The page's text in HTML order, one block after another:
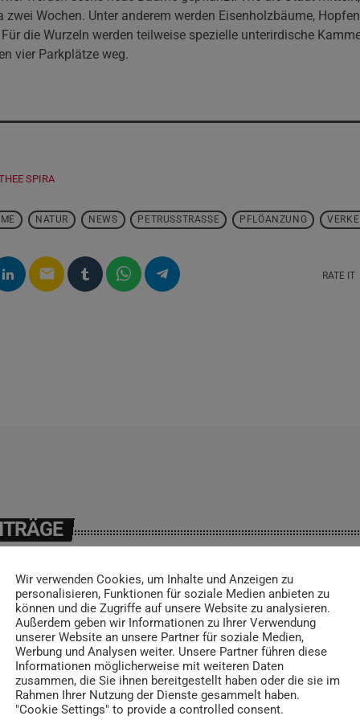
zwei Wochen. Unter anderem werden Eisenholzbäume,
die Wurzeln werden teilweise spezielle unterirdische
vier Parkplätze weg.
SPIRA
NATUR NEWS PETRUSSTRASSE PFLÖANZUNG
email RATE IT
insert_link
Wir verwenden Cookies, um Inhalte und Anzeigen zu
personalisieren, Funktionen für soziale Medien anbieten zu
können und die Zugriffe auf unsere Website zu analysieren.
Außerdem geben wir Informationen zu Ihrer Verwendung
unserer Website an unsere Partner für soziale Medien,
Werbung und Analysen weiter. Unsere Partner führen diese
Informationen möglicherweise mit weiteren Daten
zusammen, die Sie ihnen bereitgestellt haben oder die sie im
Rahmen Ihrer Nutzung der Dienste gesammelt haben.
"Cookie Settings" to provide a controlled consent.